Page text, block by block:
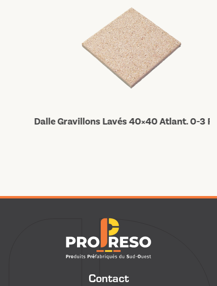
Dalle Gravillons Lavés 40×40 Atlant. 0-3 Rose
Contact